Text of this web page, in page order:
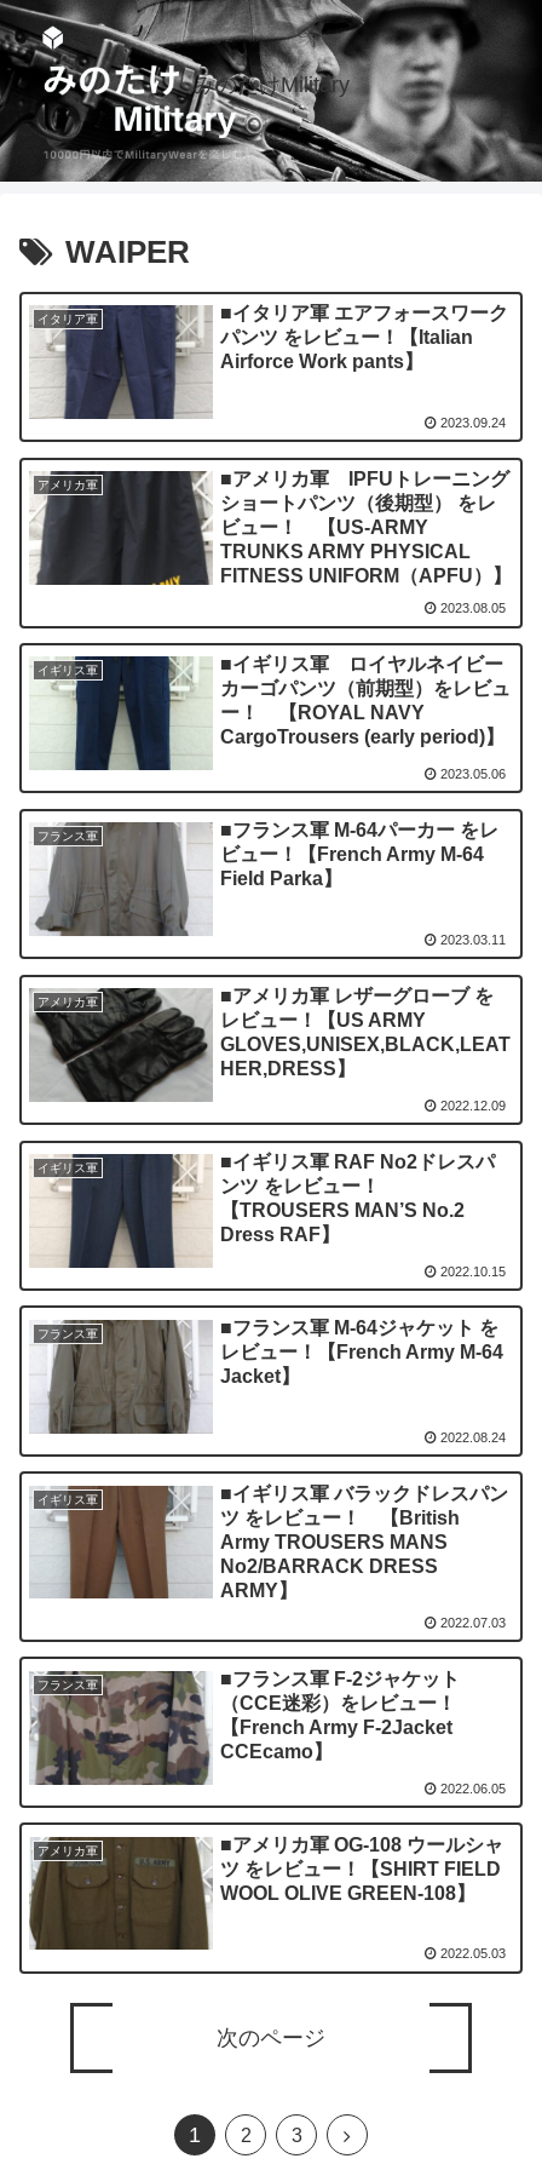
みのたけMilitary
WAIPER
イタリア軍
■イタリア軍 エアフォースワーク
パンツ をレビュー！【Italian
Airforce Work pants】
2023.09.24
アメリカ軍
■アメリカ軍 IPFUトレーニング
ショートパンツ（後期型） をレ
ビュー！ 【US-ARMY
TRUNKS ARMY PHYSICAL
FITNESS UNIFORM（APFU）】
2023.08.05
イギリス軍
■イギリス軍 ロイヤルネイビー
カーゴパンツ（前期型）をレビュ
ー！ 【ROYAL NAVY
CargoTrousers (early period)】
2023.05.06
フランス軍
■フランス軍 M-64パーカー をレ
ビュー！【French Army M-64
Field Parka】
2023.03.11
アメリカ軍
■アメリカ軍 レザーグローブ を
レビュー！【US ARMY
GLOVES,UNISEX,BLACK,LEAT
HER,DRESS】
2022.12.09
イギリス軍
■イギリス軍 RAF No2ドレスパ
ンツ をレビュー！
【TROUSERS MAN’S No.2
Dress RAF】
2022.10.15
フランス軍
■フランス軍 M-64ジャケット を
レビュー！【French Army M-64
Jacket】
2022.08.24
イギリス軍
■イギリス軍 バラックドレスパン
ツ をレビュー！ 【British
Army TROUSERS MANS
No2/BARRACK DRESS
ARMY】
2022.07.03
フランス軍
■フランス軍 F-2ジャケット
（CCE迷彩）をレビュー！
【French Army F-2Jacket
CCEcamo】
2022.06.05
アメリカ軍
■アメリカ軍 OG-108 ウールシャ
ツ をレビュー！【SHIRT FIELD
WOOL OLIVE GREEN-108】
2022.05.03
次のページ
1 2 3